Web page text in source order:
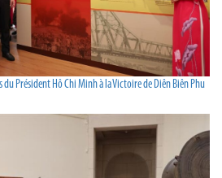
Président Hô Chi Minh à la Victoire de Diên Biên Phu